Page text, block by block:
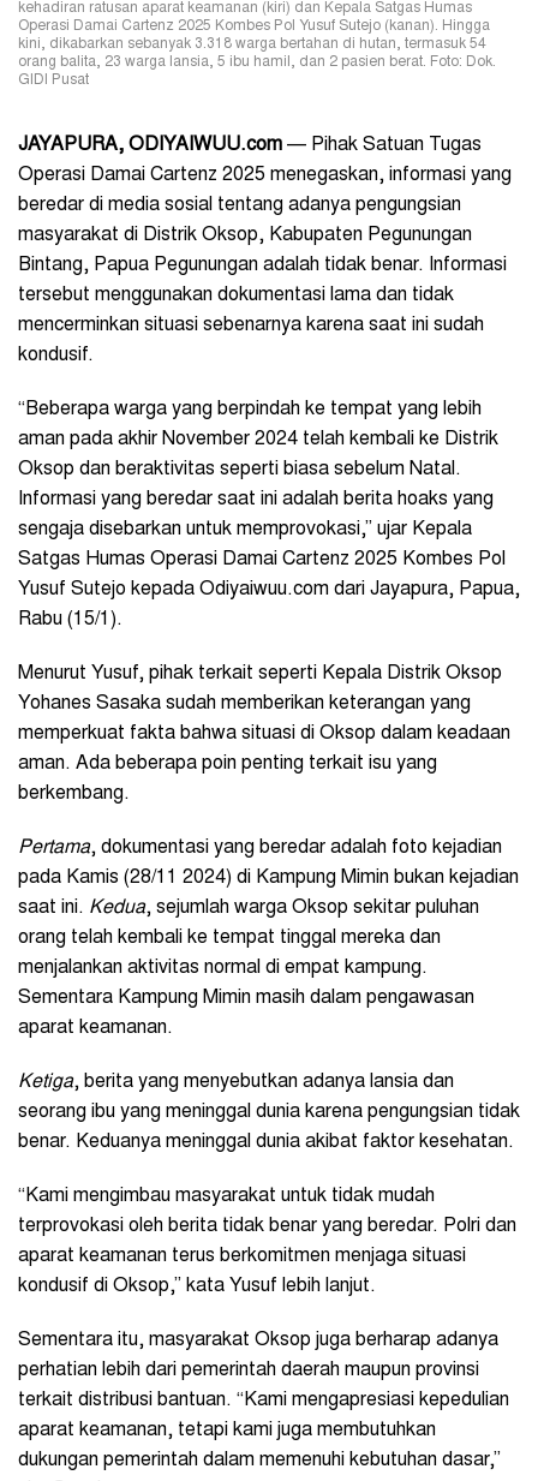
kehadiran ratusan aparat keamanan (kiri) dan Kepala Satgas Humas
Operasi Damai Cartenz 2025 Kombes Pol Yusuf Sutejo (kanan). Hingga
kini, dikabarkan sebanyak 3.318 warga bertahan di hutan, termasuk 54
orang balita, 23 warga lansia, 5 ibu hamil, dan 2 pasien berat. Foto: Dok.
GIDI Pusat
JAYAPURA, ODIYAIWUU.com — Pihak Satuan Tugas
Operasi Damai Cartenz 2025 menegaskan, informasi yang
beredar di media sosial tentang adanya pengungsian
masyarakat di Distrik Oksop, Kabupaten Pegunungan
Bintang, Papua Pegunungan adalah tidak benar. Informasi
tersebut menggunakan dokumentasi lama dan tidak
mencerminkan situasi sebenarnya karena saat ini sudah
kondusif.
“Beberapa warga yang berpindah ke tempat yang lebih
aman pada akhir November 2024 telah kembali ke Distrik
Oksop dan beraktivitas seperti biasa sebelum Natal.
Informasi yang beredar saat ini adalah berita hoaks yang
sengaja disebarkan untuk memprovokasi,” ujar Kepala
Satgas Humas Operasi Damai Cartenz 2025 Kombes Pol
Yusuf Sutejo kepada Odiyaiwuu.com dari Jayapura, Papua,
Rabu (15/1).
Menurut Yusuf, pihak terkait seperti Kepala Distrik Oksop
Yohanes Sasaka sudah memberikan keterangan yang
memperkuat fakta bahwa situasi di Oksop dalam keadaan
aman. Ada beberapa poin penting terkait isu yang
berkembang.
Pertama, dokumentasi yang beredar adalah foto kejadian
pada Kamis (28/11 2024) di Kampung Mimin bukan kejadian
saat ini. Kedua, sejumlah warga Oksop sekitar puluhan
orang telah kembali ke tempat tinggal mereka dan
menjalankan aktivitas normal di empat kampung.
Sementara Kampung Mimin masih dalam pengawasan
aparat keamanan.
Ketiga, berita yang menyebutkan adanya lansia dan
seorang ibu yang meninggal dunia karena pengungsian tidak
benar. Keduanya meninggal dunia akibat faktor kesehatan.
“Kami mengimbau masyarakat untuk tidak mudah
terprovokasi oleh berita tidak benar yang beredar. Polri dan
aparat keamanan terus berkomitmen menjaga situasi
kondusif di Oksop,” kata Yusuf lebih lanjut.
Sementara itu, masyarakat Oksop juga berharap adanya
perhatian lebih dari pemerintah daerah maupun provinsi
terkait distribusi bantuan. “Kami mengapresiasi kepedulian
aparat keamanan, tetapi kami juga membutuhkan
dukungan pemerintah dalam memenuhi kebutuhan dasar,”